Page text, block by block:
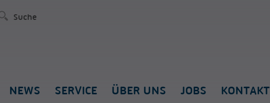
NEWS SERVICE ÜBER UNS JOBS KONTAKT